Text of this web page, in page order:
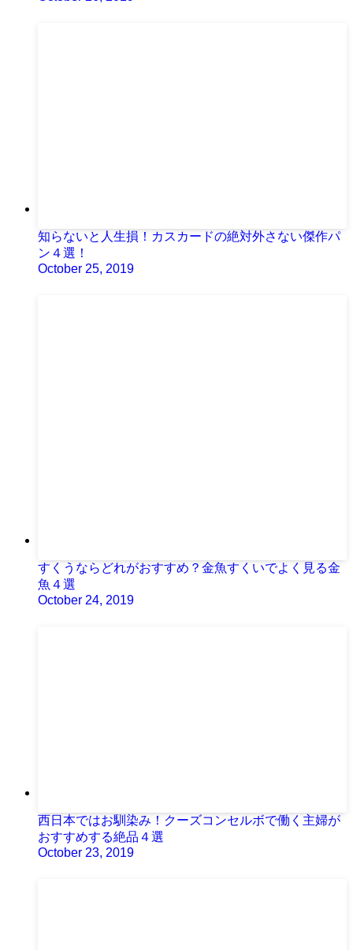
知らないと人生損！カスカードの絶対外さない傑作パ
ン４選！
October 25, 2019
すくうならどれがおすすめ？金魚すくいでよく見る金
魚４選
October 24, 2019
西日本ではお馴染み！クーズコンセルボで働く主婦が
おすすめする絶品４選
October 23, 2019